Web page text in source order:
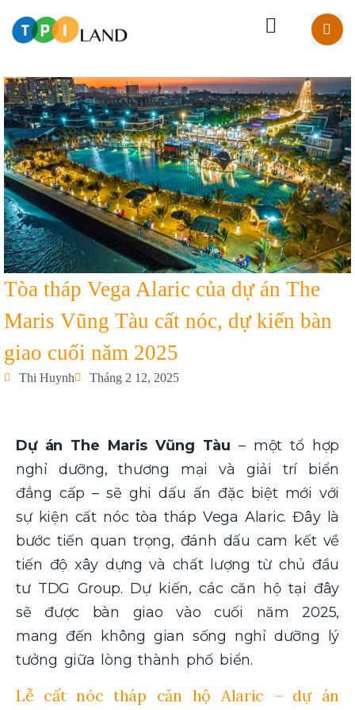
Tòa tháp Vega Alaric của dự án The
Maris Vũng Tàu cất nóc, dự kiến bàn
giao cuối năm 2025
Thi Huynh Tháng 2 12, 2025
Dự án The Maris Vũng Tàu – một tổ hợp
nghỉ dưỡng, thương mại và giải trí biển
đẳng cấp – sẽ ghi dấu ấn đặc biệt mới với
sự kiện cất nóc tòa tháp Vega Alaric. Đây là
bước tiến quan trọng, đánh dấu cam kết về
tiến độ xây dựng và chất lượng từ chủ đầu
tư TDG Group. Dự kiến, các căn hộ tại đây
sẽ được bàn giao vào cuối năm 2025,
mang đến không gian sống nghỉ dưỡng lý
tưởng giữa lòng thành phố biển.
Lễ cất nóc tháp căn hộ Alaric – dự án